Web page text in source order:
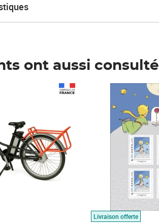
ont aussi consulté
Livraison offerte
Prix 7,50€